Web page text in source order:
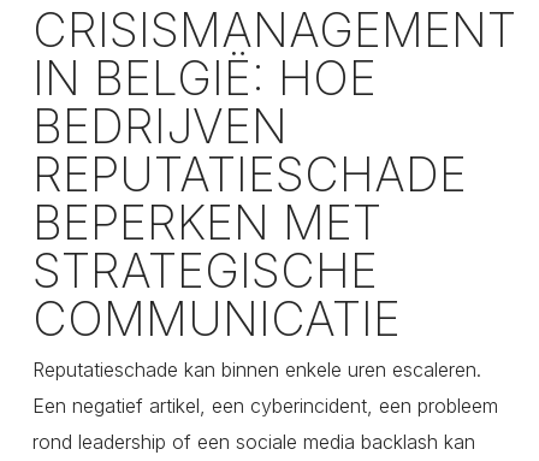
CRISISMANAGEMENT
IN BELGIË: HOE
BEDRIJVEN
REPUTATIESCHADE
BEPERKEN MET
STRATEGISCHE
COMMUNICATIE
Reputatieschade kan binnen enkele uren escaleren.
Een negatief artikel, een cyberincident, een probleem
rond leadership of een sociale media backlash kan